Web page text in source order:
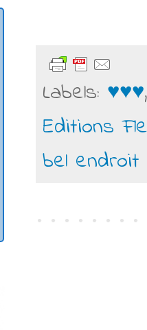
Labels: ♥♥♥
Editions
bel